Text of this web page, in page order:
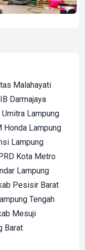
Malahayati
Darmajaya
Umitra Lampung
Honda Lampung
Lampung
Kota Metro
Lampung
Pesisir Barat
Tengah
Mesuji
Barat